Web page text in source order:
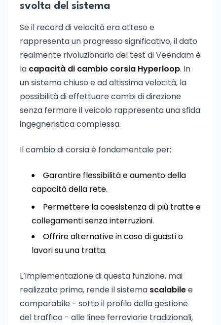
svolta del sistema
Se il record di velocità era atteso e
rappresenta un progresso significativo, il dato
realmente rivoluzionario del test di Veendam è
la capacità di cambio corsia Hyperloop. In
un sistema chiuso e ad altissima velocità, la
possibilità di effettuare cambi di direzione
senza fermare il veicolo rappresenta una sfida
ingegneristica complessa.
Il cambio di corsia è fondamentale per:
Garantire flessibilità e aumento della
capacità della rete.
Permettere la coesistenza di più tratte e
collegamenti senza interruzioni.
Offrire alternative in caso di guasti o
lavori su una tratta.
L’implementazione di questa funzione, mai
realizzata prima, rende il sistema scalabilee
comparabile - sotto il profilo della gestione
del traffico - alle linee ferroviarie tradizionali,